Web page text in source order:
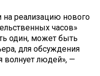
реализацию нового
часов»
один, может быть
для обсуждения
волнует людей», —